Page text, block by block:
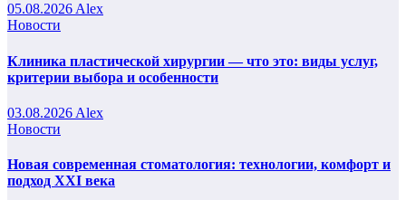
05.08.2026 Alex
Новости
Клиника пластической хирургии — что это: виды услуг,
критерии выбора и особенности
03.08.2026 Alex
Новости
Новая современная стоматология: технологии, комфорт и
подход XXI века